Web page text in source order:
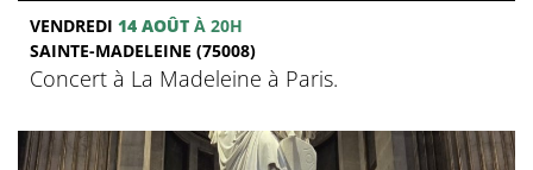
VENDREDI 14 AOÛT À 20H
SAINTE-MADELEINE (75008)
Concert à La Madeleine à Paris.